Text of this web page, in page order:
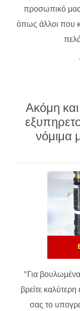
προσωπικό
όπως άλλοι που
Ακόμη
νόμιμα
"Για
βρείτε
σας το